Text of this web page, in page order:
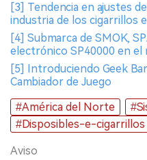
[3] Tendencia en ajustes
industria de los cigarrillos
[4] Submarca de SMOK,
electrónico SP40000 en el
[5] Introduciendo Geek
Cambiador de Juego
#América del Norte
#Disposibles-e-cigarrillos
Aviso